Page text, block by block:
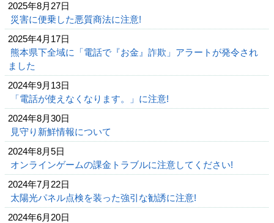
2025年8月27日
災害に便乗した悪質商法に注意!
2025年4月17日
熊本県下全域に「電話で『お金』詐欺」アラートが発令され
ました
2024年9月13日
「電話が使えなくなります。」に注意!
2024年8月30日
見守り新鮮情報について
2024年8月5日
オンラインゲームの課金トラブルに注意してください!
2024年7月22日
太陽光パネル点検を装った強引な勧誘に注意!
2024年6月20日